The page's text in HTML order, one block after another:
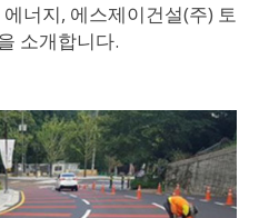
너지, 에스제이건설(주) 토
소개합니다.